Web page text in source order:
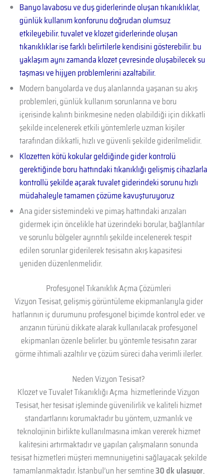
Banyo lavabosu ve duş giderlerinde oluşan tıkanıklıklar,
günlük kullanım konforunu doğrudan olumsuz
etkileyebilir. tuvalet ve klozet giderlerinde oluşan
tıkanıklıklar ise farklı belirtilerle kendisini gösterebilir. bu
yaklaşım aynı zamanda klozet çevresinde oluşabilecek su
taşması ve hijyen problemlerini azaltabilir.
Modern banyolarda ve duş alanlarında yaşanan su akış
problemleri, günlük kullanım sorunlarına ve boru
içerisinde kalıntı birikmesine neden olabildiği için dikkatli
şekilde incelenerek etkili yöntemlerle uzman kişiler
tarafından dikkatli, hızlı ve güvenli şekilde giderilmelidir.
Klozetten kötü kokular geldiğinde gider kontrolü
gerektiğinde boru hattındaki tıkanıklığı gelişmiş cihazlarla
kontrollü şekilde açarak tuvalet giderindeki sorunu hızlı
müdahaleyle tamamen çözüme kavuşturuyoruz
Ana gider sistemindeki ve pimaş hattındaki arızaları
gidermek için öncelikle hat üzerindeki borular, bağlantılar
ve sorunlu bölgeler ayrıntılı şekilde incelenerek tespit
edilen sorunlar giderilerek tesisatın akış kapasitesi
yeniden düzenlenmelidir.
Profesyonel Tıkanıklık Açma Çözümleri
Vizyon Tesisat, gelişmiş görüntüleme ekipmanlarıyla gider
hatlarının iç durumunu profesyonel biçimde kontrol eder. ve
arızanın türünü dikkate alarak kullanılacak profesyonel
ekipmanları özenle belirler. bu yöntemle tesisatın zarar
görme ihtimali azaltılır ve çözüm süreci daha verimli ilerler.
Neden Vizyon Tesisat?
Klozet ve Tuvalet Tıkanıklığı Açma hizmetlerinde Vizyon
Tesisat, her tesisat işleminde güvenilirlik ve kaliteli hizmet
standartlarını korumaktadır bu yöntem, uzmanlık ve
teknolojinin birlikte kullanılmasına imkan vererek hizmet
kalitesini artırmaktadır ve yapılan çalışmaların sonunda
tesisat hizmetleri müşteri memnuniyetini sağlayacak şekilde
tamamlanmaktadır. İstanbul’un her semtine30 dk ulaşıyor,